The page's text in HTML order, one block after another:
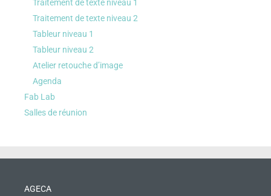
Traitement de texte niveau 1
Traitement de texte niveau 2
Tableur niveau 1
Tableur niveau 2
Atelier retouche d’image
Agenda
Fab Lab
Salles de réunion
AGECA